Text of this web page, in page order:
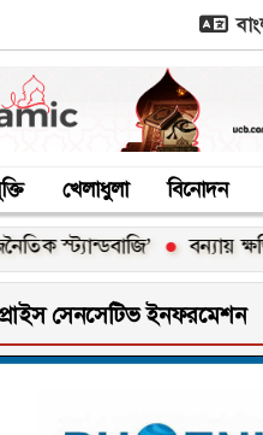
খেলাধুলা বিনোদন
বন্যায় ক্ষতিগ্রস্ত
সেনসেটিভ ইনফরমেশন